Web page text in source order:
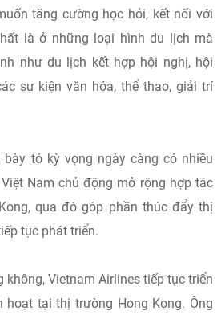
tăng cường học hỏi, kết nối với
là ở những loại hình du lịch mà
như du lịch kết hợp hội nghị, hội
sự kiện văn hóa, thể thao, giải trí
tỏ kỳ vọng ngày càng có nhiều
Nam chủ động mở rộng hợp tác
qua đó góp phần thúc đẩy thị
tục phát triển.
không, Vietnam Airlines tiếp tục triển
hoạt tại thị trường Hong Kong. Ông